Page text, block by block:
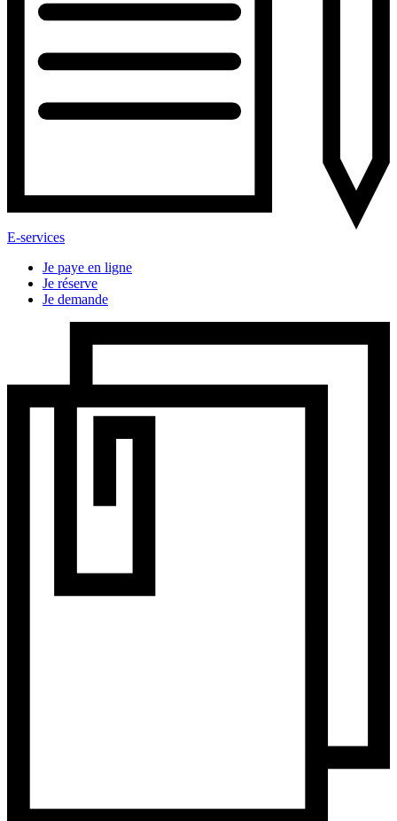
E-services
Je paye en ligne
Je réserve
Je demande